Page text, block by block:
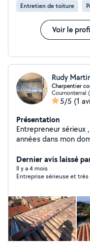
Entretien de toiture
Voir le
Rudy
Charpentier
Cournonterral
5/5 (1
Présentation
Entrepreneur sérieux
années dans mon
Dernier avis laissé
Il y a 4 mois